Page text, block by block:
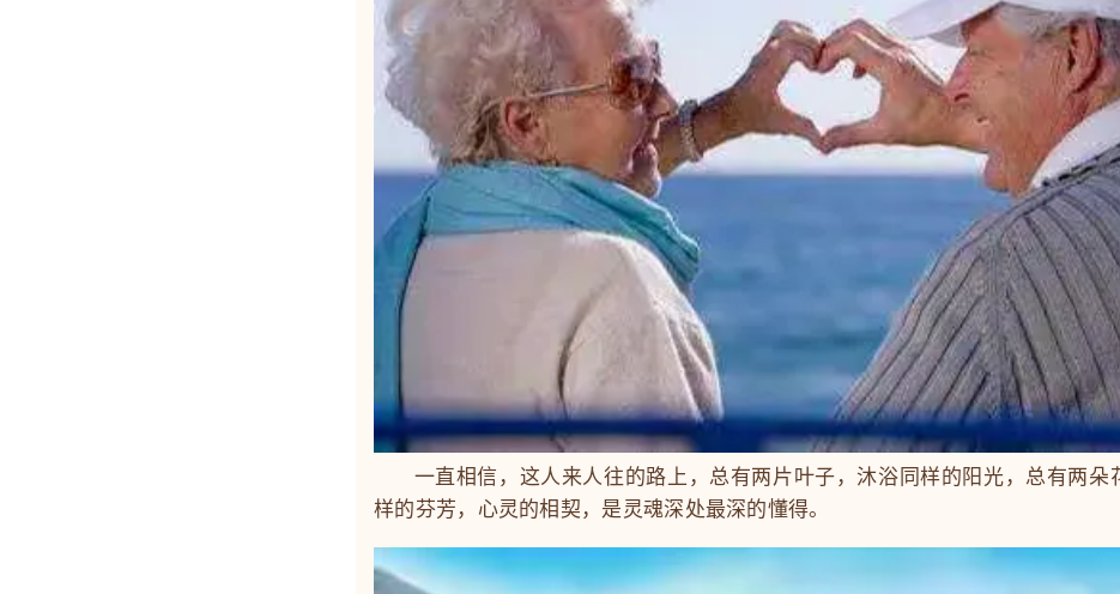
一直相信，这人来人往的路上，总有两片叶子，沐浴同样的阳光，总有两朵
样的芬芳，心灵的相契，是灵魂深处最深的懂得。